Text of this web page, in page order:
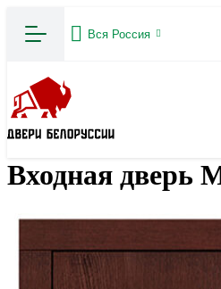
Вся Россия
Входная дверь